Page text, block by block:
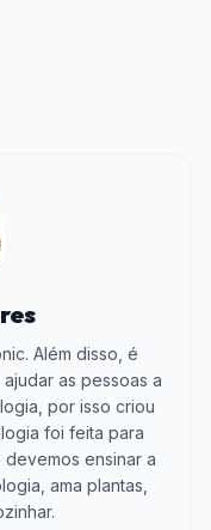
Além disso, é
as pessoas a
por isso criou
foi feita para
ensinar a
ama plantas,